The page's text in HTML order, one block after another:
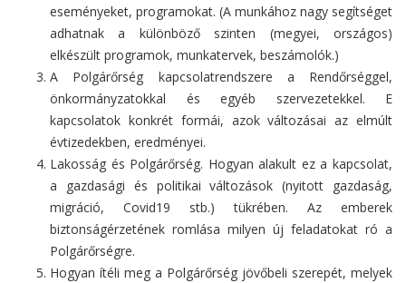
eseményeket, programokat. (A munkához nagy segítséget
adhatnak a különböző szinten (megyei, országos)
elkészült programok, munkatervek, beszámolók.)
A Polgárőrség kapcsolatrendszere a Rendőrséggel,
önkormányzatokkal és egyéb szervezetekkel. E
kapcsolatok konkrét formái, azok változásai az elmúlt
évtizedekben, eredményei.
Lakosság és Polgárőrség. Hogyan alakult ez a kapcsolat,
a gazdasági és politikai változások (nyitott gazdaság,
migráció, Covid19 stb.) tükrében. Az emberek
biztonságérzetének romlása milyen új feladatokat ró a
Polgárőrségre.
Hogyan ítéli meg a Polgárőrség jövőbeli szerepét, melyek